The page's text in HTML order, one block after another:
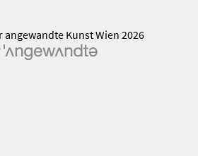
Kunst Wien 2026